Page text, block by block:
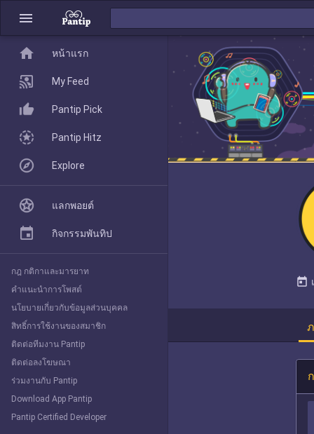
menu
today
home
Pantip Pick
Explore
home หน้าแรก
My Feed
Pantip Pick
Pantip Hitz
Explore
แลกพอยต์
กิจกรรมพันทิป
กฎ กติกาและมารยาท
คำแนะนำการโพสต์
นโยบายเกี่ยวกับข้อมูลส่วนบุคคล
สิทธิ์การใช้งานของสมาชิก
ติดต่อทีมงาน Pantip
ติดต่อลงโฆษณา
ร่วมงานกับ Pantip
Download App Pantip
Pantip Certified Developer